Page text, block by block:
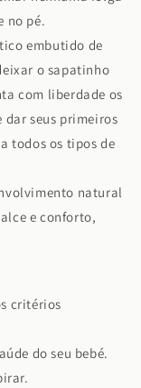
no pé.
embutido de
o sapatinho
com liberdade os
dar seus primeiros
todos os tipos de
natural
e conforto,
critérios
do seu bebé.